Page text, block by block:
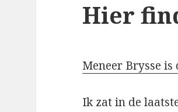
Hier
Meneer Brysse is
Ik zat in de